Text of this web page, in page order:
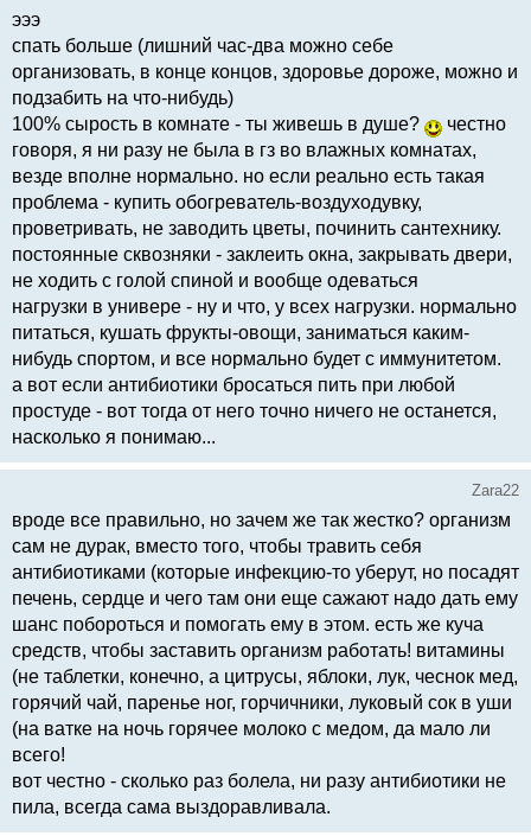
эээ
спать больше (лишний час-два можно себе
организовать, в конце концов, здоровье дороже, можно и
подзабить на что-нибудь)
100% сырость в комнате - ты живешь в душе?
честно
говоря, я ни разу не была в гз во влажных комнатах,
везде вполне нормально. но если реально есть такая
проблема - купить обогреватель-воздуходувку,
проветривать, не заводить цветы, починить сантехнику.
постоянные сквозняки - заклеить окна, закрывать двери,
не ходить с голой спиной и вообще одеваться
нагрузки в универе - ну и что, у всех нагрузки. нормально
питаться, кушать фрукты-овощи, заниматься каким-
нибудь спортом, и все нормально будет с иммунитетом.
а вот если антибиотики бросаться пить при любой
простуде - вот тогда от него точно ничего не останется,
насколько я понимаю...
Zara22
вроде все правильно, но зачем же так жестко? организм
сам не дурак, вместо того, чтобы травить себя
антибиотиками (которые инфекцию-то уберут, но посадят
печень, сердце и чего там они еще сажают надо дать ему
шанс побороться и помогать ему в этом. есть же куча
средств, чтобы заставить организм работать! витамины
(не таблетки, конечно, а цитрусы, яблоки, лук, чеснок мед,
горячий чай, паренье ног, горчичники, луковый сок в уши
(на ватке на ночь горячее молоко с медом, да мало ли
всего!
вот честно - сколько раз болела, ни разу антибиотики не
пила, всегда сама выздоравливала.